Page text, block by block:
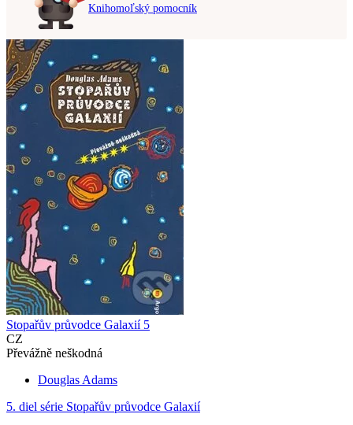
Knihomoľský pomocník
Stopařův průvodce Galaxií 5
CZ
Převážně neškodná
Douglas Adams
5. diel série Stopařův průvodce Galaxií